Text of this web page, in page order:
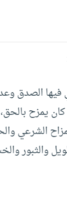
فيها الصدق
يمزح
الشرعي
والثبور